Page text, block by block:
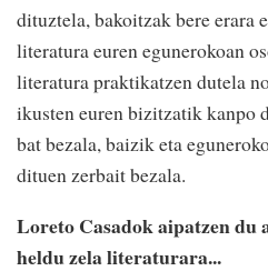
dituztela, bakoitzak bere erara
literatura euren egunerokoan
literatura praktikatzen dutela
ikusten euren bizitzatik kanpo
bat bezala, baizik eta
dituen zerbait bezala.
Loreto Casadok aipatzen
heldu zela literaturara...